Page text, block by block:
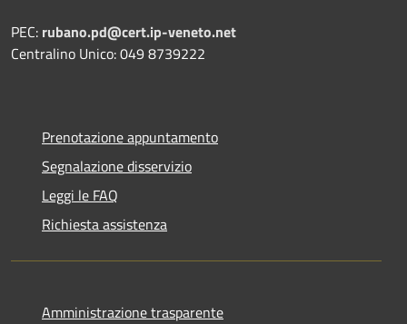
PEC: rubano.pd@cert.ip-veneto.net
Centralino Unico: 049 8739222
Prenotazione appuntamento
Segnalazione disservizio
Leggi le FAQ
Richiesta assistenza
Amministrazione trasparente